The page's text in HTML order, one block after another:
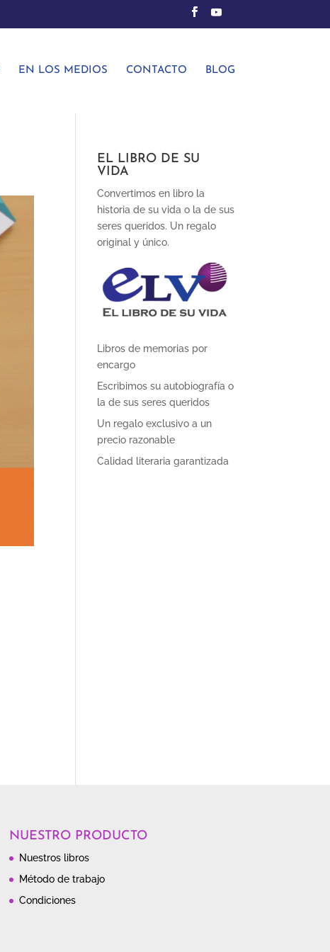
EN LOS MEDIOS CONTACTO BLOG
EL LIBRO DE SU
VIDA
Convertimos en libro la
historia de su vida o la de sus
seres queridos. Un regalo
original y único.
Libros de memorias por
encargo
Escribimos su autobiografía o
la de sus seres queridos
Un regalo exclusivo a un
precio razonable
Calidad literaria garantizada
NUESTRO PRODUCTO
Nuestros libros
Método de trabajo
Condiciones